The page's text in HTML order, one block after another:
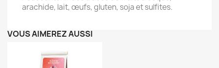
arachide, lait, œufs, gluten, soja et sulfites.
VOUS AIMEREZ AUSSI